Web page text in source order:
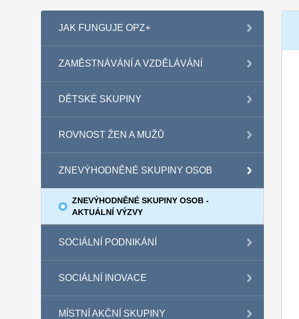
JAK FUNGUJE OPZ+
ZAMĚSTNÁVÁNÍ A VZDĚLÁVÁNÍ
DĚTSKÉ SKUPINY
ROVNOST ŽEN A MUŽŮ
ZNEVÝHODNĚNÉ SKUPINY OSOB
ZNEVÝHODNĚNÉ SKUPINY OSOB -
AKTUÁLNÍ VÝZVY
SOCIÁLNÍ PODNIKÁNÍ
SOCIÁLNÍ INOVACE
MÍSTNÍ AKČNÍ SKUPINY